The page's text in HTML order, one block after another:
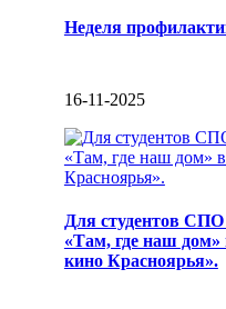
Неделя
16-11-2025
Для студентов
«Там, где наш
кино Красноярья».